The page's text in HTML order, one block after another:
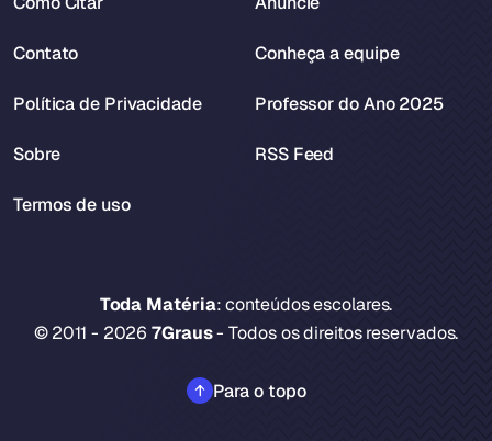
Toda Matéria: conteúdos escolares.
© 2011 - 20267Graus- Todos os direitos reservados.
Para o topo
Contato
Política de Privacidade
Sobre
Termos de uso
Conheça a equipe
Professor do Ano 2025
RSS Feed